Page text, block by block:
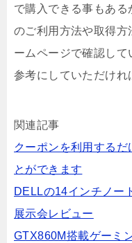
で購入できる事もある
のご利用方法や取得方
ームページで確認し
参考にしていただけれ
関連記事
クーポンを利用するだ
とができます
DELLの14インチノー
展示会レビュー
GTX860M搭載ゲーミ